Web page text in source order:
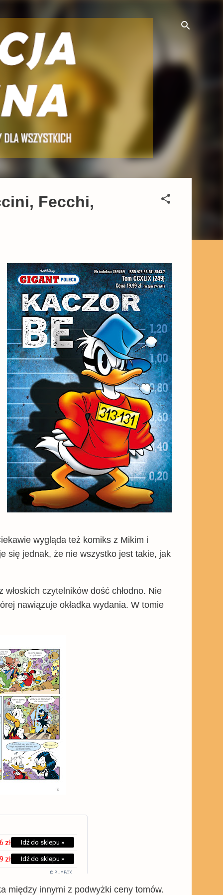
Fecchi,
wygląda też komiks z Mikim i
się jednak, że nie wszystko jest takie, jak
czytelników dość chłodno. Nie
nawiązuje okładka wydania. W tomie
zł Idź do sklepu »
zł Idź do sklepu »
© BUY.BOX
między innymi z podwyżki ceny tomów.